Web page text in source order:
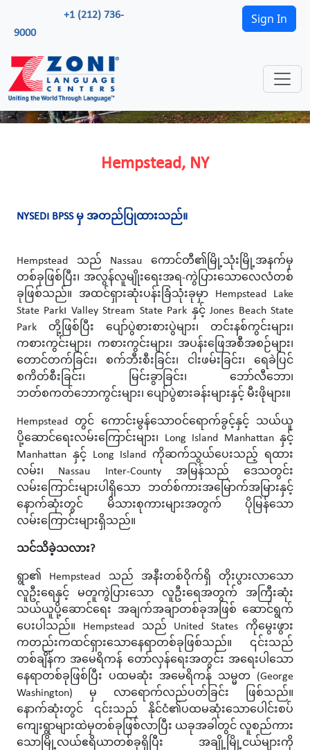
+1 (212) 736-
9000
Sign In
Hempstead, NY
NYSED၊ BPSS မှ အတည်ပြုထားသည်။
Hempstead သည် Nassau ကောင်တီ၏မြို့သုံးမြို့အနက်မှ
တစ်ခုဖြစ်ပြီး၊ အလွန်လူမျိုးရေးအရ-ကွဲပြားသောလေလံတစ်
ခုဖြစ်သည်။ အထင်ရှားဆုံးပန်းခြံသုံးခုမှာ Hempstead Lake
State Park၊ Valley Stream State Park နှင့် Jones Beach State
Park တို့ဖြစ်ပြီး ပျော်ပွဲစားစားပွဲများ၊ တင်းနစ်ကွင်းများ၊
ကစားကွင်းများ၊ ကစားကွင်းများ၊ အပန်းဖြေအစီအစဉ်များ၊
တောင်တက်ခြင်း၊ စက်ဘီးစီးခြင်း၊ ငါးဖမ်းခြင်း၊ ရေခဲပြင်
စကိတ်စီးခြင်း၊ မြင်းခွာခြင်း၊ ဘော်လီဘော၊
ဘတ်စကတ်ဘောကွင်းများ၊ ပျော်ပွဲစားခန်းများနှင့် မီးဖိုများ။
Hempstead တွင် ကောင်းမွန်သောဝင်ရောက်ခွင့်နှင့် သယ်ယူ
ပို့ဆောင်ရေးလမ်းကြောင်းများ၊ Long Island Manhattan နှင့်
Manhattan နှင့် Long Island ကိုဆက်သွယ်ပေးသည့် ရထား
လမ်း၊ Nassau Inter-County အမြန်သည် ဒေသတွင်း
လမ်းကြောင်းများပါရှိသော ဘတ်စ်ကားအမြောက်အမြားနှင့်
နောက်ဆုံးတွင် မိသားစုကားများအတွက် ပိုမြန်သော
လမ်းကြောင်းများရှိသည်။
သင်သိခဲ့သလား?
ရွာ၏ Hempstead သည် အနီးတစ်ဝိုက်ရှိ တိုးပွားလာသော
လူဦးရေနှင့် မတူကွဲပြားသော လူဦးရေအတွက် အကြီးဆုံး
သယ်ယူပို့ဆောင်ရေး အချက်အချာတစ်ခုအဖြစ် ဆောင်ရွက်
ပေးပါသည်။ Hempstead သည် United States ကိုမွေးဖွား
ကတည်းကထင်ရှားသောနေရာတစ်ခုဖြစ်သည်။ ၎င်းသည်
တစ်ချိန်က အမေရိကန် တော်လှန်ရေးအတွင်း အရေးပါသော
နေရာတစ်ခုဖြစ်ပြီး ပထမဆုံး အမေရိကန် သမ္မတ (George
Washington) မှ လာရောက်လည်ပတ်ခြင်း ဖြစ်သည်။
နောက်ဆုံးတွင် ၎င်းသည် နိုင်ငံ၏ပထမဆုံးသောပေါင်းစပ်
ကျေးရွာများထဲမှတစ်ခုဖြစ်လာပြီး ယခုအခါတွင် လူစည်ကား
သောမြို့လယ်ဧရိယာတစ်ခုရှိပြီး အချို့မြို့ငယ်များကို